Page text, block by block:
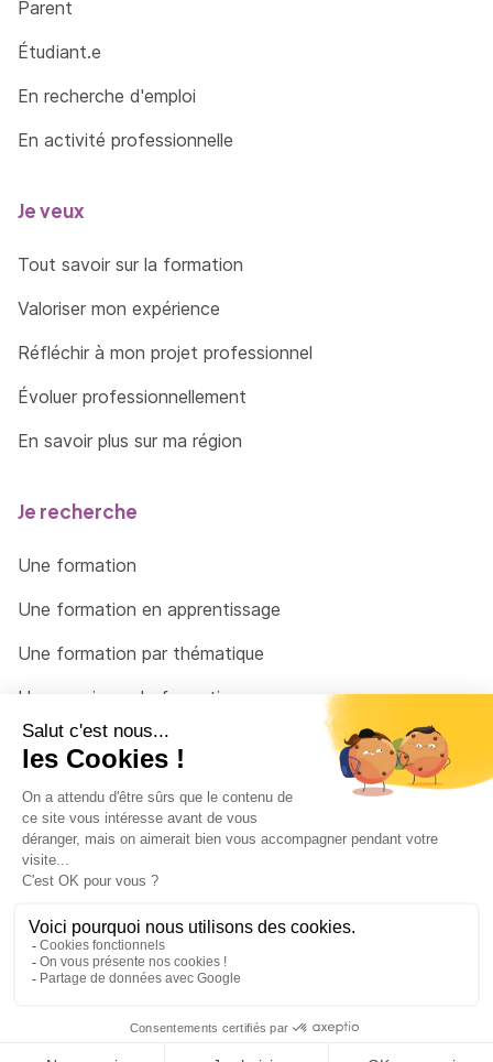
Parent
Étudiant.e
En recherche d'emploi
En activité professionnelle
Je veux
Tout savoir sur la formation
Valoriser mon expérience
Réfléchir à mon projet professionnel
Évoluer professionnellement
En savoir plus sur ma région
Je recherche
Une formation
Une formation en apprentissage
Une formation par thématique
Un organisme de formation
Un conseiller
Une solution pour raccrocher
© 2026 - Côté Formations - par Via Compétences
Menu Pied de page
Mentions Légales
Politique de confidentialité